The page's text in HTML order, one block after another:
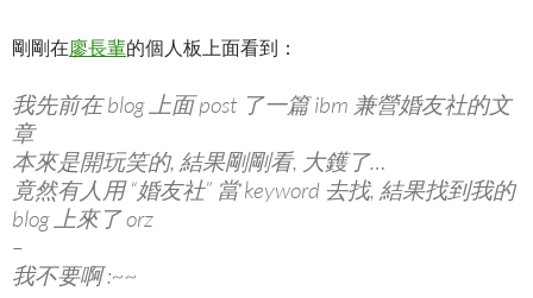
剛剛在廖長輩的個人板上面看到：
我先前在 blog 上面 post 了一篇 ibm 兼營婚友社的文
章
本來是開玩笑的, 結果剛剛看, 大鑊了…
竟然有人用 “婚友社” 當 keyword 去找, 結果找到我的
blog 上來了 orz
–
我不要啊 :~~